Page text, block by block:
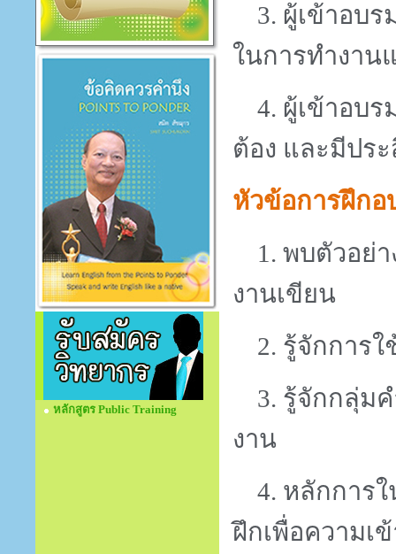
หลักสูตร Public Training
3. ผู้เข้าอบ
ในการทำงาน
4. ผู้เข้าอบร
ต้อง และมีปร
หัวข้อการฝึกอ
1. พบตัวอย่
งานเขียน
2. รู้จักการ
3. รู้จักกลุ่มค
งาน
4. หลักการ
ฝึกเพื่อความเ